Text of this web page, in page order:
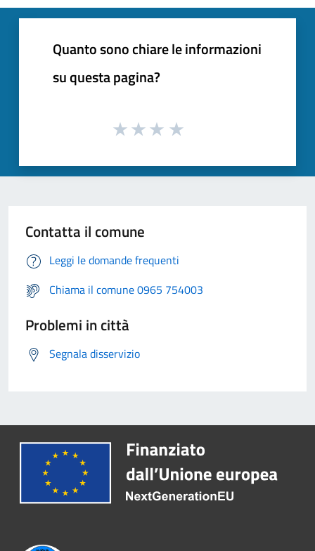
Quanto sono chiare le informazioni
su questa pagina?
Contatta il comune
Leggi le domande frequenti
Chiama il comune 0965 754003
Problemi in città
Segnala disservizio